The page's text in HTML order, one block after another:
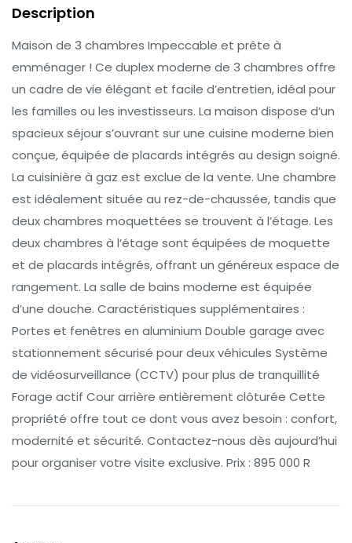
Description
Maison de 3 chambres Impeccable et prête à
emménager ! Ce duplex moderne de 3 chambres offre
un cadre de vie élégant et facile d’entretien, idéal pour
les familles ou les investisseurs. La maison dispose d’un
spacieux séjour s’ouvrant sur une cuisine moderne bien
conçue, équipée de placards intégrés au design soigné.
La cuisinière à gaz est exclue de la vente. Une chambre
est idéalement située au rez-de-chaussée, tandis que
deux chambres moquettées se trouvent à l’étage. Les
deux chambres à l’étage sont équipées de moquette
et de placards intégrés, offrant un généreux espace de
rangement. La salle de bains moderne est équipée
d’une douche. Caractéristiques supplémentaires :
Portes et fenêtres en aluminium Double garage avec
stationnement sécurisé pour deux véhicules Système
de vidéosurveillance (CCTV) pour plus de tranquillité
Forage actif Cour arrière entièrement clôturée Cette
propriété offre tout ce dont vous avez besoin : confort,
modernité et sécurité. Contactez-nous dès aujourd’hui
pour organiser votre visite exclusive. Prix : 895 000 R